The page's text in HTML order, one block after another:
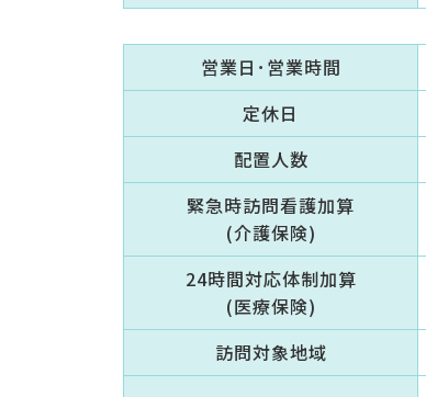
営業日･営業時間
定休日
配置人数
緊急時訪問看護加算
(介護保険)
24時間対応体制加算
(医療保険)
訪問対象地域